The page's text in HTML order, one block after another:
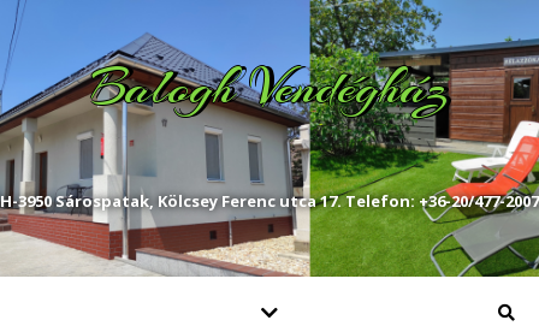
Balogh Vendégház
H-3950 Sárospatak, Kölcsey Ferenc utca 17. Telefon: +36-20/477-2007